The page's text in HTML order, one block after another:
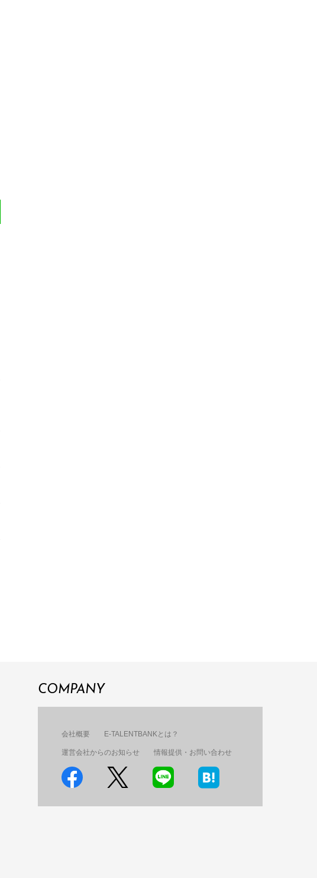
COMPANY
会社概要 E-TALENTBANKとは？
運営会社からのお知らせ 情報提供・お問い合わせ